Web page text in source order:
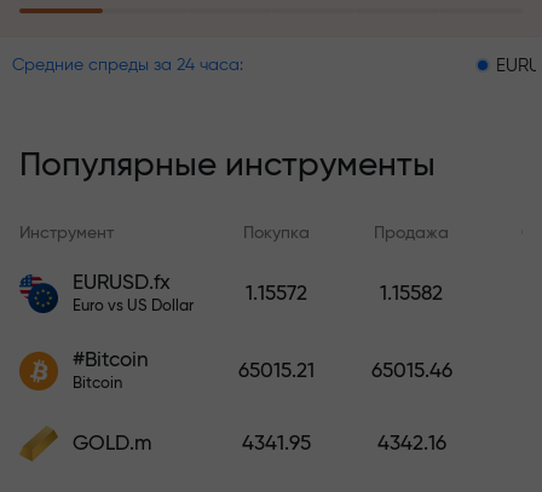
пополнение счёта
в течение 6 месяцев. Торгуйте
Пополните счёт — и получите
депозита. X1000 — это не
опечатка. Чем больше депозит,
Средние спреды за 24 часа: EURUSD =
Популярные инструменты
Инструмент Покупка Продажа
EURUSD.fx
Euro vs US Dollar
1.15572 1.15582
#Bitcoin
Bitcoin
65015.21 65015.46
GOLD.m 4341.95 4342.16